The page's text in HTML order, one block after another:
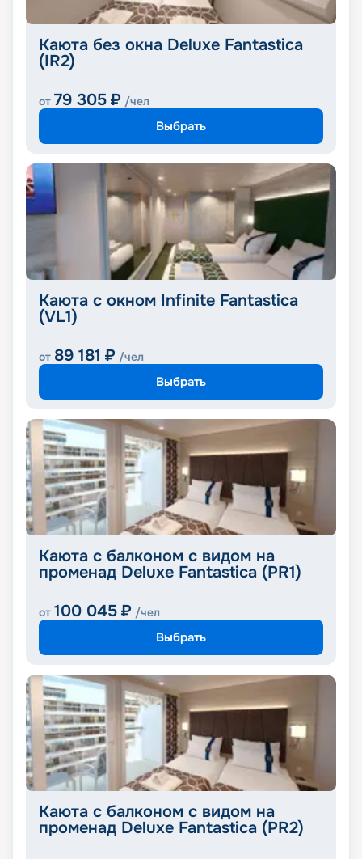
Каюта без окна Deluxe Fantastica
(IR2)
от 79 305 ₽ /чел
Выбрать
Каюта с окном Infinite Fantastica
(VL1)
от 89 181 ₽ /чел
Выбрать
Каюта с балконом с видом на
променад Deluxe Fantastica (PR1)
от 100 045 ₽ /чел
Выбрать
Каюта с балконом с видом на
променад Deluxe Fantastica (PR2)